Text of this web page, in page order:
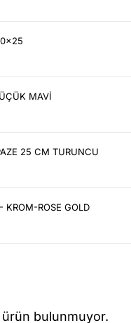
MAVİ
25 CM TURUNCU
KROM-ROSE GOLD
bulunmuyor.